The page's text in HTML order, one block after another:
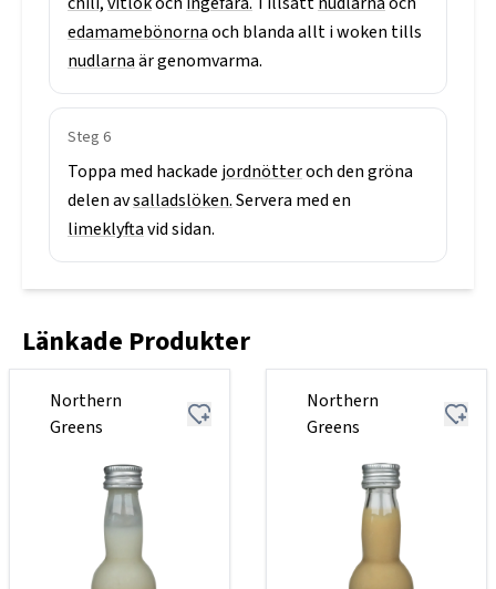
edamamebönornaoch blandaalltiwoken tills
nudlarnaärgenomvarma.
Steg 6
Toppa med hackade jordnötterochdengröna
delenavsalladslöken.Servera meden
limeklyftavidsidan.
Länkade Produkter
Northern
Greens
Northern
Greens